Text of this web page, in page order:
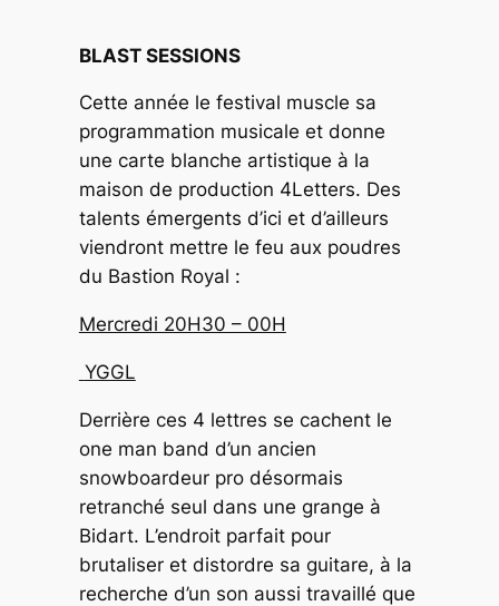
BLAST SESSIONS
Cette année le festival muscle sa
programmation musicale et donne
une carte blanche artistique à la
maison de production 4Letters. Des
talents émergents d’ici et d’ailleurs
viendront mettre le feu aux poudres
du Bastion Royal :
Mercredi 20H30 – 00H
YGGL
Derrière ces 4 lettres se cachent le
one man band d’un ancien
snowboardeur pro désormais
retranché seul dans une grange à
Bidart. L’endroit parfait pour
brutaliser et distordre sa guitare, à la
recherche d’un son aussi travaillé que